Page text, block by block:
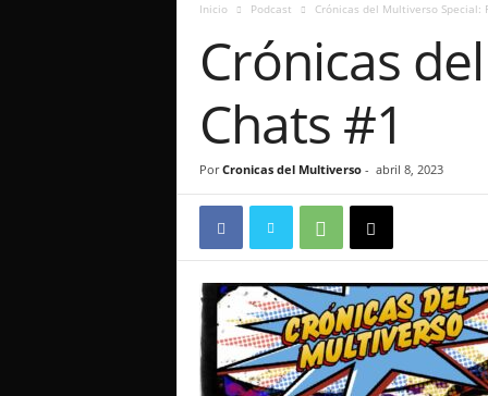
Inicio Podcast Crónicas del Multiverso Special:
Crónicas
Chats #1
Por Cronicas del Multiverso- abril 8, 2023